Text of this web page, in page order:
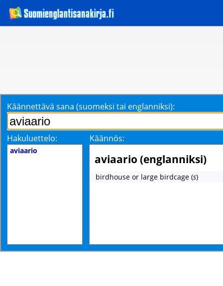
Käännettävä sana (suomeksi tai englanniksi):
Hakuluettelo: Käännös:
aviaario
aviaario (englanniksi)
birdhouse or large birdcage (s)